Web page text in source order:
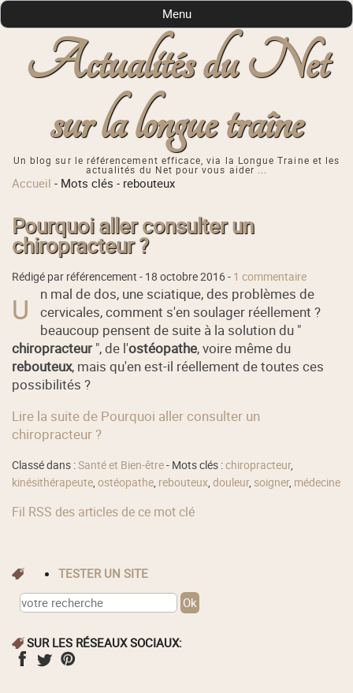
Actualités du Net
sur la longue traîne
Un blog sur le référencement efficace, via la Longue Traine et les
actualités du Net pour vous aider ...
Menu
Accueil - Mots clés - rebouteux
Pourquoi aller consulter un
chiropracteur ?
Rédigé par référencement - 18 octobre 2016- 1 commentaire
U
n mal de dos, une sciatique, des problèmes de
cervicales, comment s'en soulager réellement ?
beaucoup pensent de suite à la solution du "
chiropracteur", de l'ostéopathe, voire même du
rebouteux, mais qu'en est-il réellement de toutes ces
possibilités ?
Lire la suite de Pourquoi aller consulter un
chiropracteur ?
Classé dans :Santé et Bien-être- Mots clés :chiropracteur,
kinésithérapeute,ostéopathe, rebouteux,douleur, soigner, médecine
Fil RSS des articles de ce mot clé
TESTER UN SITE
SUR LES RÉSEAUX SOCIAUX: